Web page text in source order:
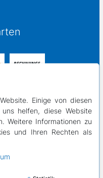
Einige von diesen
helfen, diese Website
Weitere Informationen zu
und Ihren Rechten als